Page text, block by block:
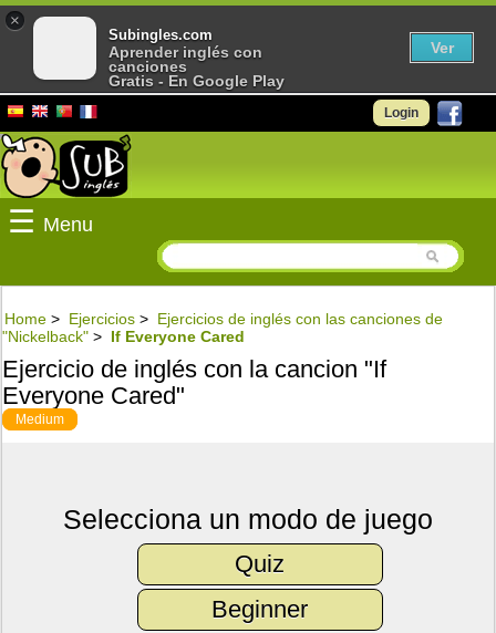
Login
☰ Menu
Home > Ejercicios > Ejercicios de inglés con las canciones de
"Nickelback" > If Everyone Cared
Ejercicio de inglés con la cancion "If
Everyone Cared"
Medium
Selecciona un modo de juego
Quiz
Beginner
×
Subingles.com
Aprender inglés con
canciones
Gratis - En Google Play
Ver